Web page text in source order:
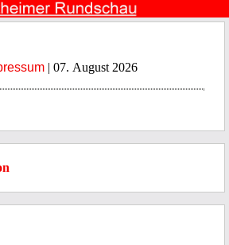
| 07. August 2026